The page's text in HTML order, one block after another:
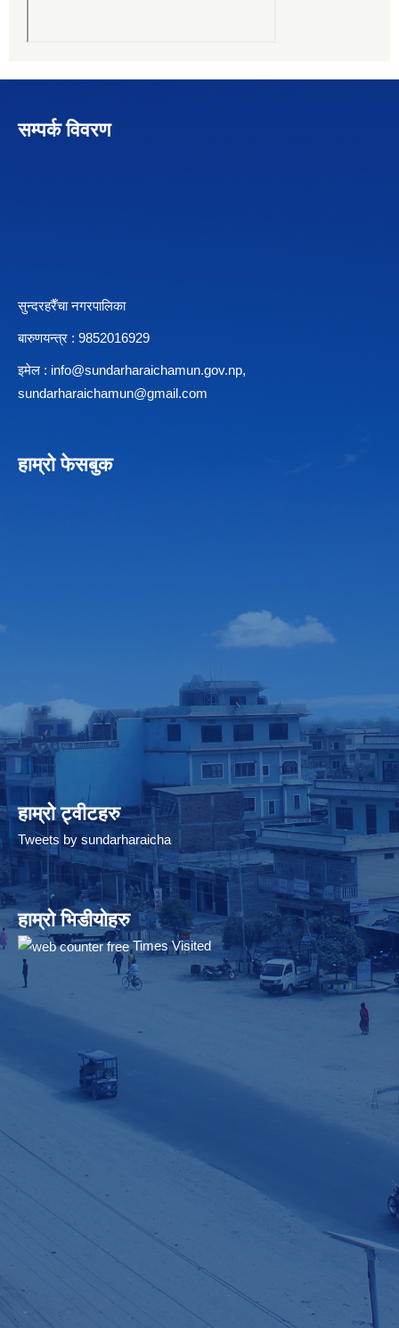
सम्पर्क विवरण
सुन्दरहरैँचा नगरपालिका
बारुणयन्त्र : 9852016929
इमेल : info@sundarharaichamun.gov.np,
sundarharaichamun@gmail.com
हाम्रो फेसबुक
हाम्रो ट्वीटहरु
Tweets by sundarharaicha
हाम्रो भिडीयोहरु
Times Visited